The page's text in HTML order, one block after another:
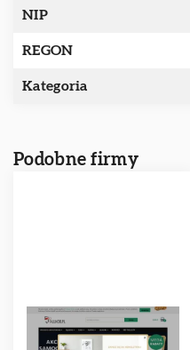
NIP
REGON
Kategoria
Podobne firmy